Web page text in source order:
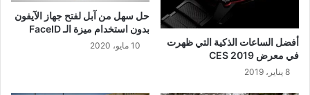
أفضل الساعات الذكية التي ظهرت
في معرض CES 2019
8 يناير، 2019
حل سهل من آبل لفتح جهاز الآيفون
بدون استخدام ميزة الـ FaceID
10 مايو، 2020